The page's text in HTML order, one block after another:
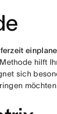
hilft
sich